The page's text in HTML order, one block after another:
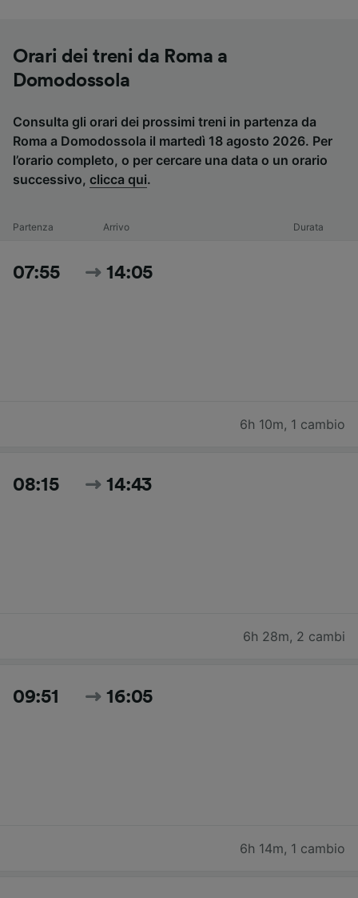
Orari dei treni da Roma a
Domodossola
Consulta gli orari dei prossimi treni in partenza da
Roma a Domodossola il martedì 18 agosto 2026. Per
l’orario completo, o per cercare una data o un orario
successivo, clicca qui.
Partenza Arrivo Durata
07:55 14:05
6h 10m, 1 cambio
08:15 14:43
6h 28m, 2 cambi
09:51 16:05
6h 14m, 1 cambio